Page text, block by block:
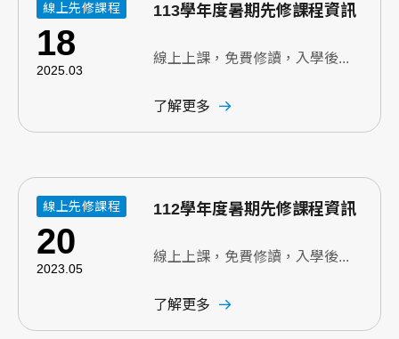
線上先修課程
18
2025.03
113學年度暑期先修課程資訊
線上上課，免費修讀，入學後...
了解更多
線上先修課程
20
2023.05
112學年度暑期先修課程資訊
線上上課，免費修讀，入學後...
了解更多